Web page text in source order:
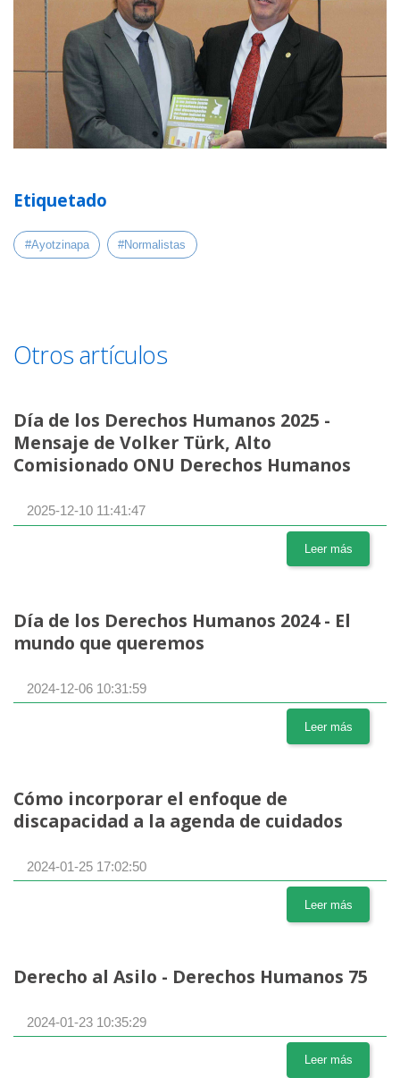
Etiquetado
#Ayotzinapa #Normalistas
Otros artículos
Día de los Derechos Humanos 2025 -
Mensaje de Volker Türk, Alto
Comisionado ONU Derechos Humanos
2025-12-10 11:41:47
Leer más
Día de los Derechos Humanos 2024 - El
mundo que queremos
2024-12-06 10:31:59
Leer más
Cómo incorporar el enfoque de
discapacidad a la agenda de cuidados
2024-01-25 17:02:50
Leer más
Derecho al Asilo - Derechos Humanos 75
2024-01-23 10:35:29
Leer más